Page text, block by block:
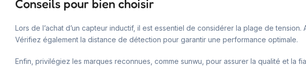
Conseils pour bien choisir
Lors de l’achat d’un capteur inductif, il est essentiel de considérer la plage de
Vérifiez également la distance de détection pour garantir une performance optimale.
Enfin, privilégiez les marques reconnues, comme sunwu, pour assurer la qualité et la